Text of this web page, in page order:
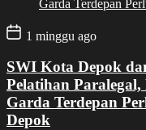
1 minggu ago
SWI Kota Depok
Pelatihan
Garda Terdepan
Depok